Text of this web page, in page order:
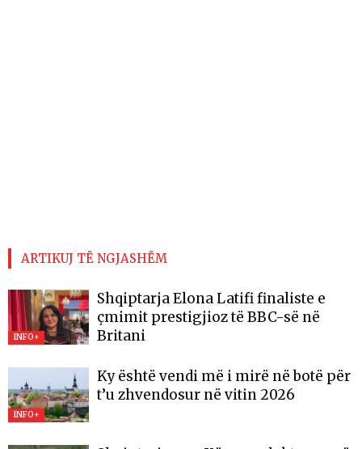
ARTIKUJ TË NGJASHËM
INFO+
Shqiptarja Elona Latifi finaliste e
çmimit prestigjioz të BBC-së në
Britani
INFO+
Ky është vendi më i mirë në botë për
t’u zhvendosur në vitin 2026